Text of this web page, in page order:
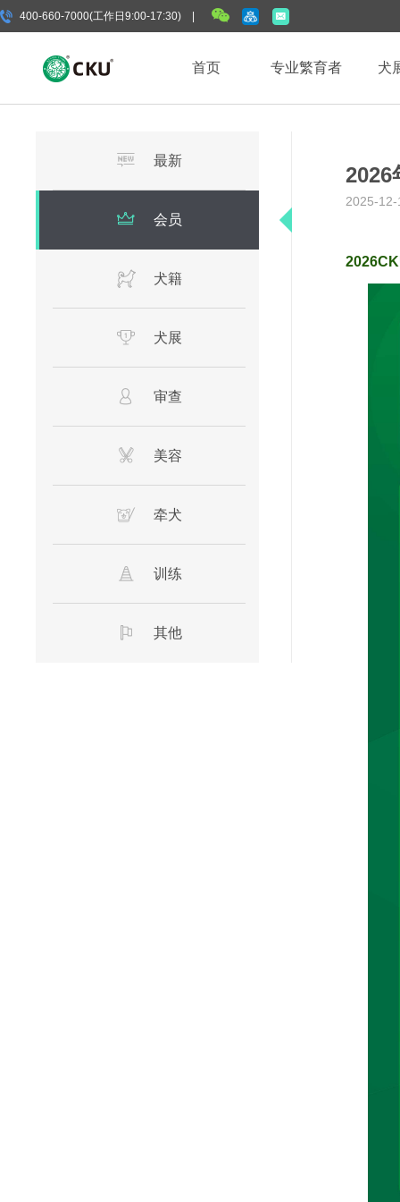
400-660-7000(工作日9:00-17:30) |
首页 专业繁育者 犬
最新
会员
犬籍
犬展
审查
美容
牵犬
训练
其他
2026
2025-